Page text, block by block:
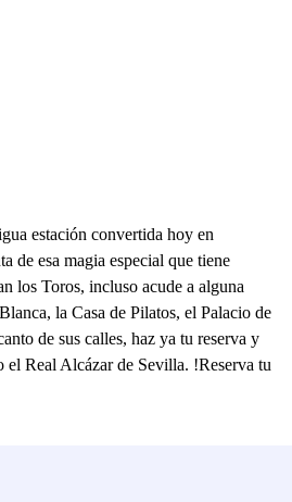
estación convertida hoy en
de esa magia especial que tiene
los Toros, incluso acude a alguna
la Casa de Pilatos, el Palacio de
de sus calles, haz ya tu reserva y
el Real Alcázar de Sevilla. !Reserva tu